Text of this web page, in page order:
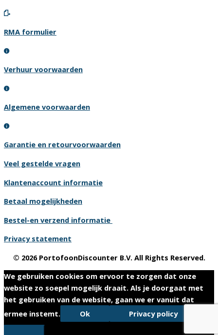
RMA formulier
Verhuur voorwaarden
Algemene voorwaarden
Garantie en retourvoorwaarden
Veel gestelde vragen
Klantenaccount informatie
Betaal mogelijkheden
Bestel-en verzend informatie
Privacy statement
© 2026 PortofoonDiscounter B.V. All Rights Reserved.
We gebruiken cookies om ervoor te zorgen dat onze
website zo soepel mogelijk draait. Als je doorgaat met
het gebruiken van de website, gaan we er vanuit dat
ermee instemt.
Ok Privacy policy